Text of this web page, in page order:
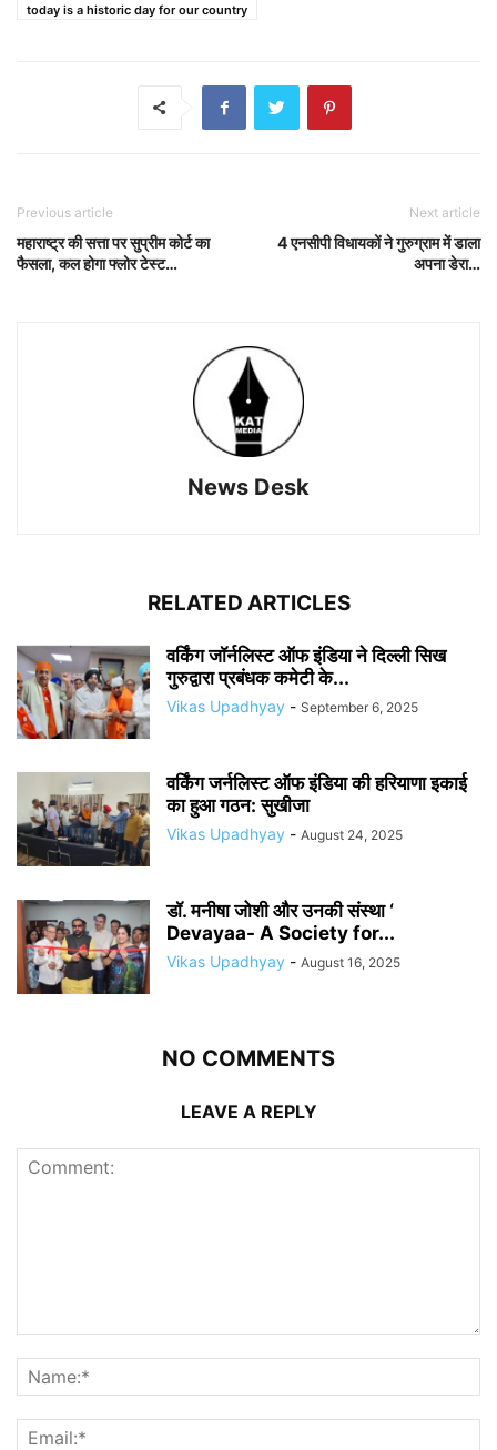
today is a historic day for our country
Previous article
महाराष्ट्र की सत्ता पर सुप्रीम कोर्ट का
फैसला, कल होगा फ्लोर टेस्ट…
Next article
4 एनसीपी विधायकों ने गुरुग्राम में डाला
अपना डेरा…
News Desk
RELATED ARTICLES
वर्किंग जॉर्नलिस्ट ऑफ इंडिया ने दिल्ली सिख
गुरुद्वारा प्रबंधक कमेटी के...
Vikas Upadhyay - September 6, 2025
वर्किंग जर्नलिस्ट ऑफ इंडिया की हरियाणा इकाई
का हुआ गठन: सुखीजा
Vikas Upadhyay - August 24, 2025
डॉ. मनीषा जोशी और उनकी संस्था ‘
Devayaa- A Society for...
Vikas Upadhyay - August 16, 2025
NO COMMENTS
LEAVE A REPLY